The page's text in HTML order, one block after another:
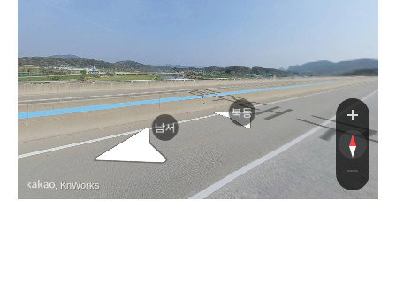
속도로
속도로
남서
북동
, KnWorks